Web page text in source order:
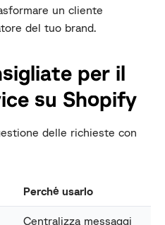
un cliente
del tuo brand.
per il
su Shopify
delle richieste con
Perché usarlo
Centralizza messaggi